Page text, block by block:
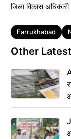
जिला विकास
Tags
Farrukhabad
Other